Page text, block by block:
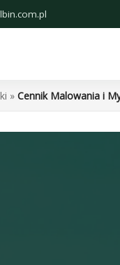
» Cennik Malowania i